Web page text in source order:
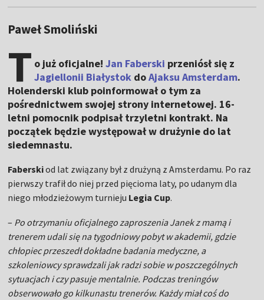
Paweł Smoliński
T o już oficjalne!Jan Faberski przeniósł się z
Jagiellonii Białystok doAjaksu Amsterdam.
Holenderski klub poinformował o tym za
pośrednictwem swojej strony internetowej. 16-
letni pomocnik podpisał trzyletni kontrakt. Na
początek będzie występował w drużynie do lat
siedemnastu.
Faberskiod lat związany był z drużyną z Amsterdamu. Po raz
pierwszy trafił do niej przed pięcioma laty, po udanym dla
niego młodzieżowym turnieju Legia Cup.
– Po otrzymaniu oficjalnego zaproszenia Janek z mamą i
trenerem udali się na tygodniowy pobyt w akademii, gdzie
chłopiec przeszedł dokładne badania medyczne, a
szkoleniowcy sprawdzali jak radzi sobie w poszczególnych
sytuacjach i czy pasuje mentalnie. Podczas treningów
obserwowało go kilkunastu trenerów. Każdy miał coś do